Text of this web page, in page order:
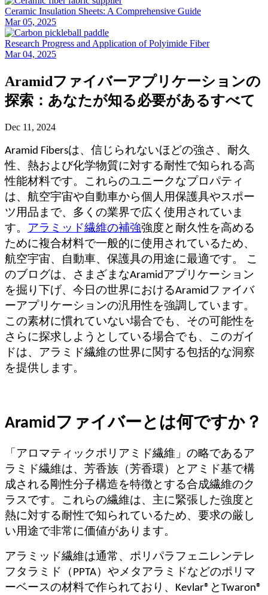
Ceramic Insulation Sheets: A Comprehensive Guide
Mar 05, 2025
Research Progress and Application of Polyimide Fiber
Mar 04, 2025
Aramidファイバーアプリケーションの
探索：あなたが知る必要があるすべて
Dec 11, 2024
Aramid Fibersは、信じられないほどの強さ、耐久
性、熱および化学物質に対する耐性で知られる高
性能材料です。これらのユニークなプロパティ
は、航空宇宙や自動車から個人用保護具やスポー
ツ用品まで、多くの業界で広く使用されていま
す。
アラミッド繊維の補強強度と耐久性を高める
ために複合材料で一般的に使用されているため、
航空宇宙、自動車、保護具の用途に最適です。
こ
のブログは、さまざまなAramidアプリケーション
を掘り下げ、今日の世界におけるAramidファイバ
ーアプリケーションの汎用性を強調しています。
この素材に慣れていない場合でも、その可能性を
さらに探求しようとしている場合でも、このガイ
ドは、アラミド繊維の世界に関する包括的な洞察
を提供します。
Aramidファイバーとは何ですか？
「アロマティックポリアミド繊維」の略であるア
ラミド繊維は、芳香族（芳香環）とアミド基で構
成される剛性分子構造を特徴とする合成繊維のク
ラスです。これらの繊維は、主に緊張した強度と
熱に対する耐性で知られているため、要求の厳し
い用途で非常に価値があります。
アラミッド繊維は通常、ポリパラフェニレンテレ
フタラミド（PPTA）やメタアラミドなどのポリマ
ーベースの材料で作られており、Kevlar®とTwaron®